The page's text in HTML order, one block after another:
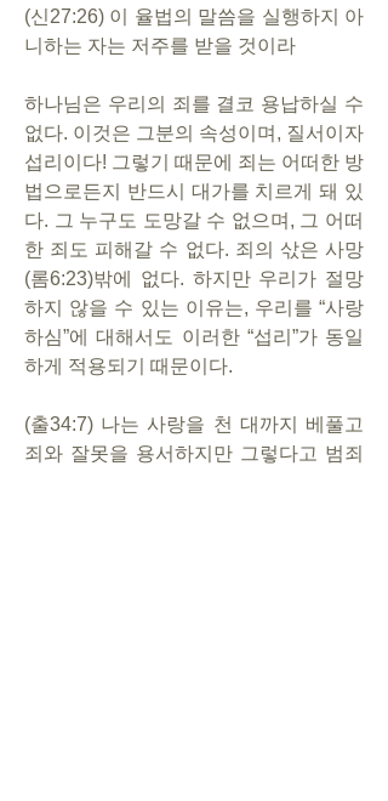
(신27:26) 이 율법의 말씀을 실행하지 아
니하는 자는 저주를 받을 것이라
하나님은 우리의 죄를 결코 용납하실 수
없다. 이것은 그분의 속성이며, 질서이자
섭리이다! 그렇기 때문에 죄는 어떠한 방
법으로든지 반드시 대가를 치르게 돼 있
다. 그 누구도 도망갈 수 없으며, 그 어떠
한 죄도 피해갈 수 없다. 죄의 삯은 사망
(롬6:23)밖에 없다. 하지만 우리가 절망
하지 않을 수 있는 이유는, 우리를 “사랑
하심”에 대해서도 이러한 “섭리”가 동일
하게 적용되기 때문이다.
(출34:7) 나는 사랑을 천 대까지 베풀고
죄와 잘못을 용서하지만 그렇다고 범죄